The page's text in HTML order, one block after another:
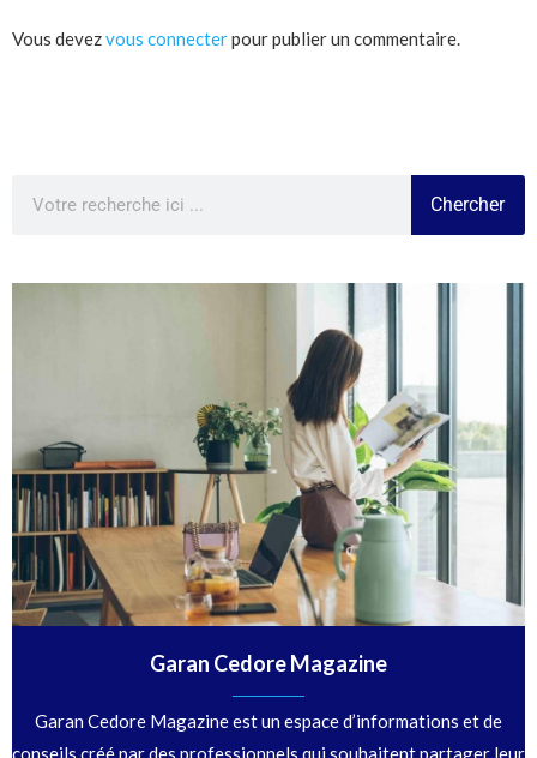
Vous devezvous connecterpour publier un commentaire.
Chercher
Garan Cedore Magazine
Garan Cedore Magazine est un espace d’informations et de
conseils créé par des professionnels qui souhaitent partager leur